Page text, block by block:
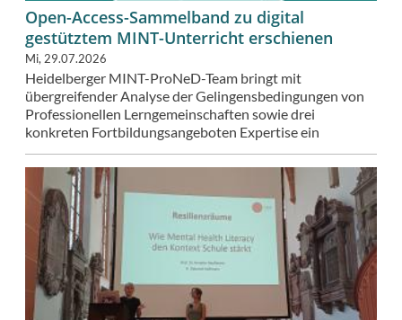
Open-Access-Sammelband zu digital
gestütztem MINT-Unterricht erschienen
Mi, 29.07.2026
Heidelberger MINT-ProNeD-Team bringt mit
übergreifender Analyse der Gelingensbedingungen von
Professionellen Lerngemeinschaften sowie drei
konkreten Fortbildungsangeboten Expertise ein